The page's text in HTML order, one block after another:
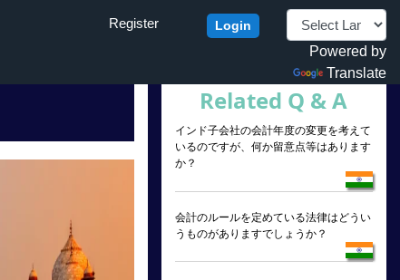
Register Login
Powered by
Translate
Related Q & A
インド子会社の会計年度の変更を考えて
いるのですが、何か留意点等はあります
か？
会計のルールを定めている法律はどうい
うものがありますでしょうか？